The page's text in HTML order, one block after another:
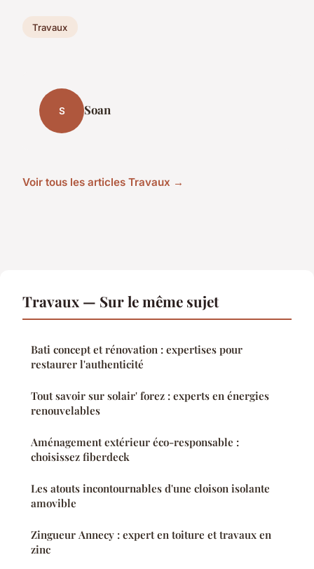
Travaux
S Soan
Voir tous les articles Travaux →
Travaux — Sur le même sujet
Bati concept et rénovation : expertises pour
restaurer l'authenticité
Tout savoir sur solair' forez : experts en énergies
renouvelables
Aménagement extérieur éco-responsable :
choisissez fiberdeck
Les atouts incontournables d'une cloison isolante
amovible
Zingueur Annecy : expert en toiture et travaux en
zinc